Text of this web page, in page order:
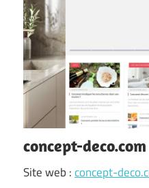
concept-deco.com
Site web :concept-